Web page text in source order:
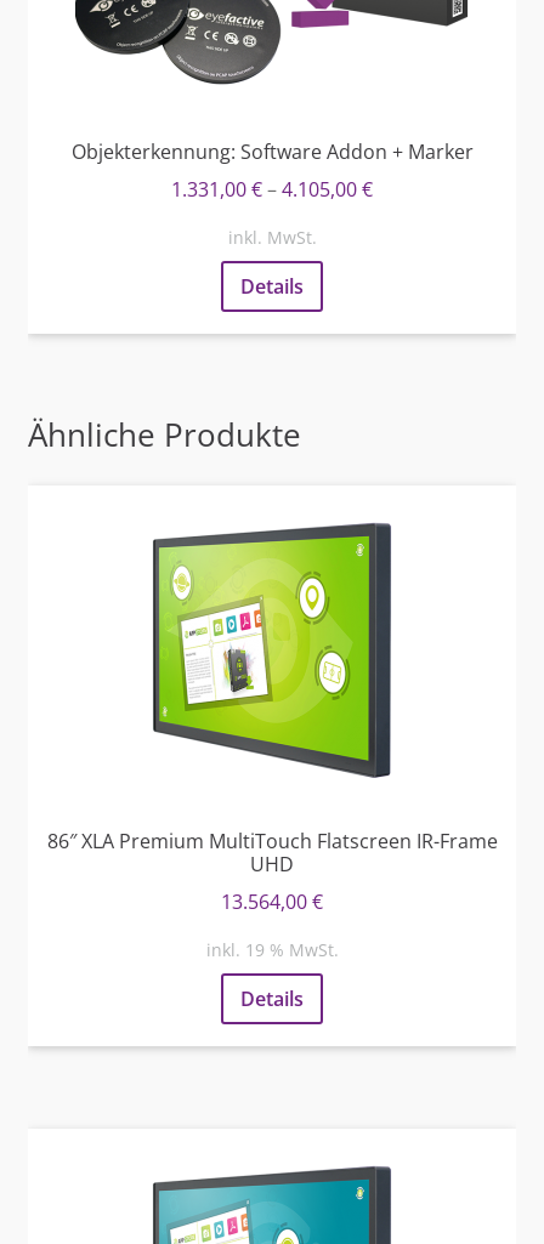
Objekterkennung: Software Addon + Marker
1.331,00€–4.105,00€
inkl. MwSt.
Details
Ähnliche Produkte
86″ XLA Premium MultiTouch Flatscreen IR-Frame
UHD
13.564,00€
inkl. 19 % MwSt.
Details